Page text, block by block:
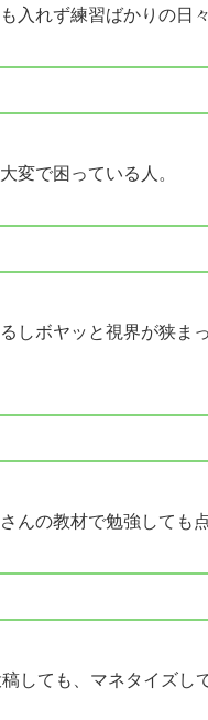
入れず練習ばかりの日
変で困っている人。
しボヤッと視界が狭ま
んの教材で勉強しても
しても、マネタイズし